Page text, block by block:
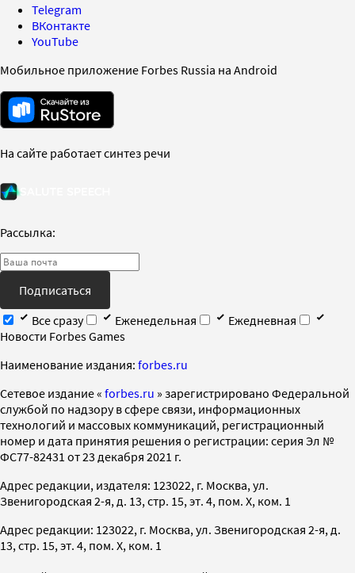
Telegram
ВКонтакте
YouTube
Мобильное приложение Forbes Russia на Android
На сайте работает синтез речи
Рассылка:
Подписаться
Все сразу
Еженедельная
Ежедневная
Новости Forbes Games
Наименование издания: forbes.ru
Cетевое издание « forbes.ru » зарегистрировано Федеральной
службой по надзору в сфере связи, информационных
технологий и массовых коммуникаций, регистрационный
номер и дата принятия решения о регистрации: серия Эл №
ФС77-82431 от 23 декабря 2021 г.
Адрес редакции, издателя: 123022, г. Москва, ул.
Звенигородская 2-я, д. 13, стр. 15, эт. 4, пом. X, ком. 1
Адрес редакции: 123022, г. Москва, ул. Звенигородская 2-я, д.
13, стр. 15, эт. 4, пом. X, ком. 1